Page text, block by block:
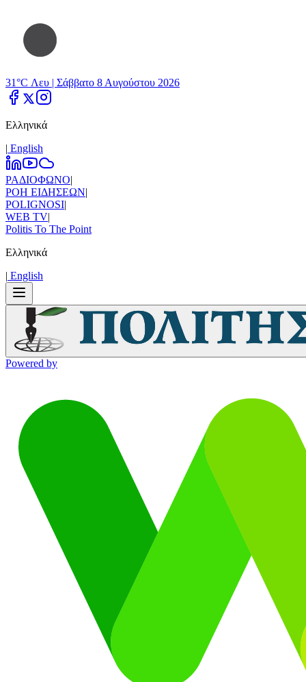
31°C Λευ | Σάββατο 8 Αυγούστου 2026
Ελληνικά
| Εnglish
ΡΑΔΙΟΦΩΝΟ|
ΡΟΗ ΕΙΔΗΣΕΩΝ|
POLIGNOSI|
WEB TV|
Politis To The Point
Ελληνικά
| Εnglish
Powered by